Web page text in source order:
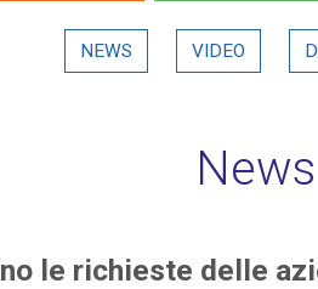
NEWS VIDEO
News
le richieste delle